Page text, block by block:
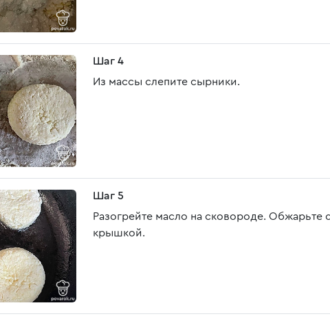
Шаг 4
Из массы слепите сырники.
Шаг 5
Разогрейте масло на сковороде.
крышкой.